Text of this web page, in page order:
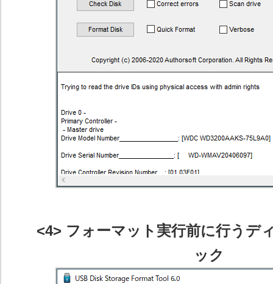
<4> フォーマット実行前に行うデ
ック